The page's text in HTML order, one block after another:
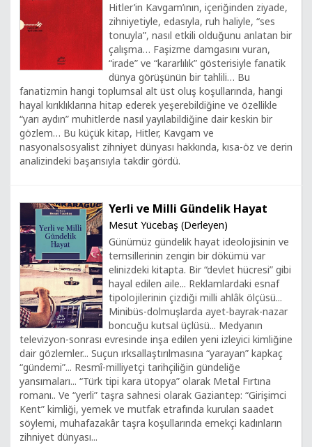
Hitler’in Kavgam’ının, içeriğinden ziyade,
zihniyetiyle, edasıyla, ruh haliyle, “ses
tonuyla”, nasıl etkili olduğunu anlatan bir
çalışma… Faşizme damgasını vuran,
“irade” ve “kararlılık” gösterisiyle fanatik
dünya görüşünün bir tahlili… Bu
fanatizmin hangi toplumsal alt üst oluş koşullarında, hangi
hayal kırıklıklarına hitap ederek yeşerebildiğine ve özellikle
“yarı aydın” muhitlerde nasıl yayılabildiğine dair keskin bir
gözlem… Bu küçük kitap, Hitler, Kavgam ve
nasyonalsosyalist zihniyet dünyası hakkında, kısa-öz ve derin
analizindeki başarısıyla takdir gördü.
Yerli ve Milli Gündelik Hayat
Mesut Yücebaş (Derleyen)
Günümüz gündelik hayat ideolojisinin ve
temsillerinin zengin bir dökümü var
elinizdeki kitapta. Bir “devlet hücresi” gibi
hayal edilen aile... Reklamlardaki esnaf
tipolojilerinin çizdiği milli ahlâk ölçüsü...
Minibüs-dolmuşlarda ayet-bayrak-nazar
boncuğu kutsal üçlüsü... Medyanın
televizyon-sonrası evresinde inşa edilen yeni izleyici kimliğine
dair gözlemler... Suçun ırksallaştırılmasına “yarayan” kapkaç
“gündemi”... Resmî-milliyetçi tarihçiliğin gündeliğe
yansımaları... “Türk tipi kara ütopya” olarak Metal Fırtına
romanı.. Ve “yerli” taşra sahnesi olarak Gaziantep: “Girişimci
Kent” kimliği, yemek ve mutfak etrafında kurulan saadet
söylemi, muhafazakâr taşra koşullarında emekçi kadınların
zihniyet dünyası...